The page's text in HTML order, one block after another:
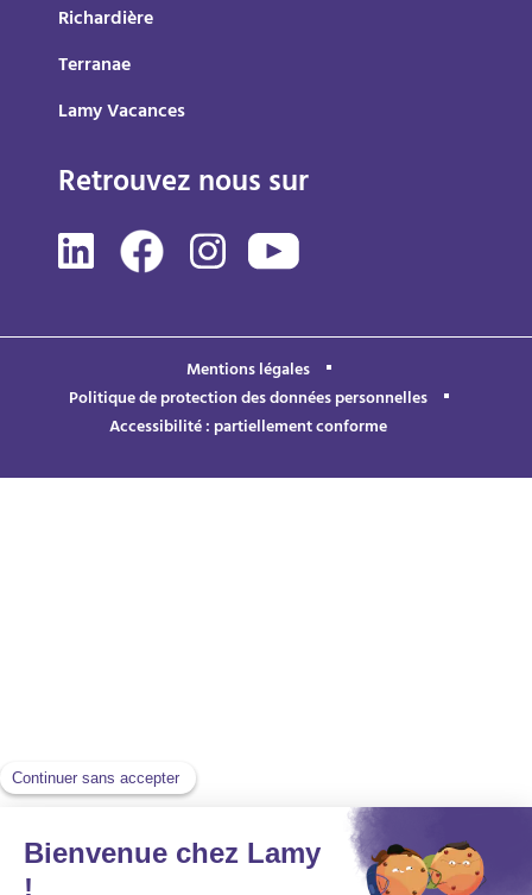
Richardière
Terranae
Lamy Vacances
Retrouvez nous sur
Mentions légales
Politique de protection des données personnelles
Accessibilité : partiellement conforme